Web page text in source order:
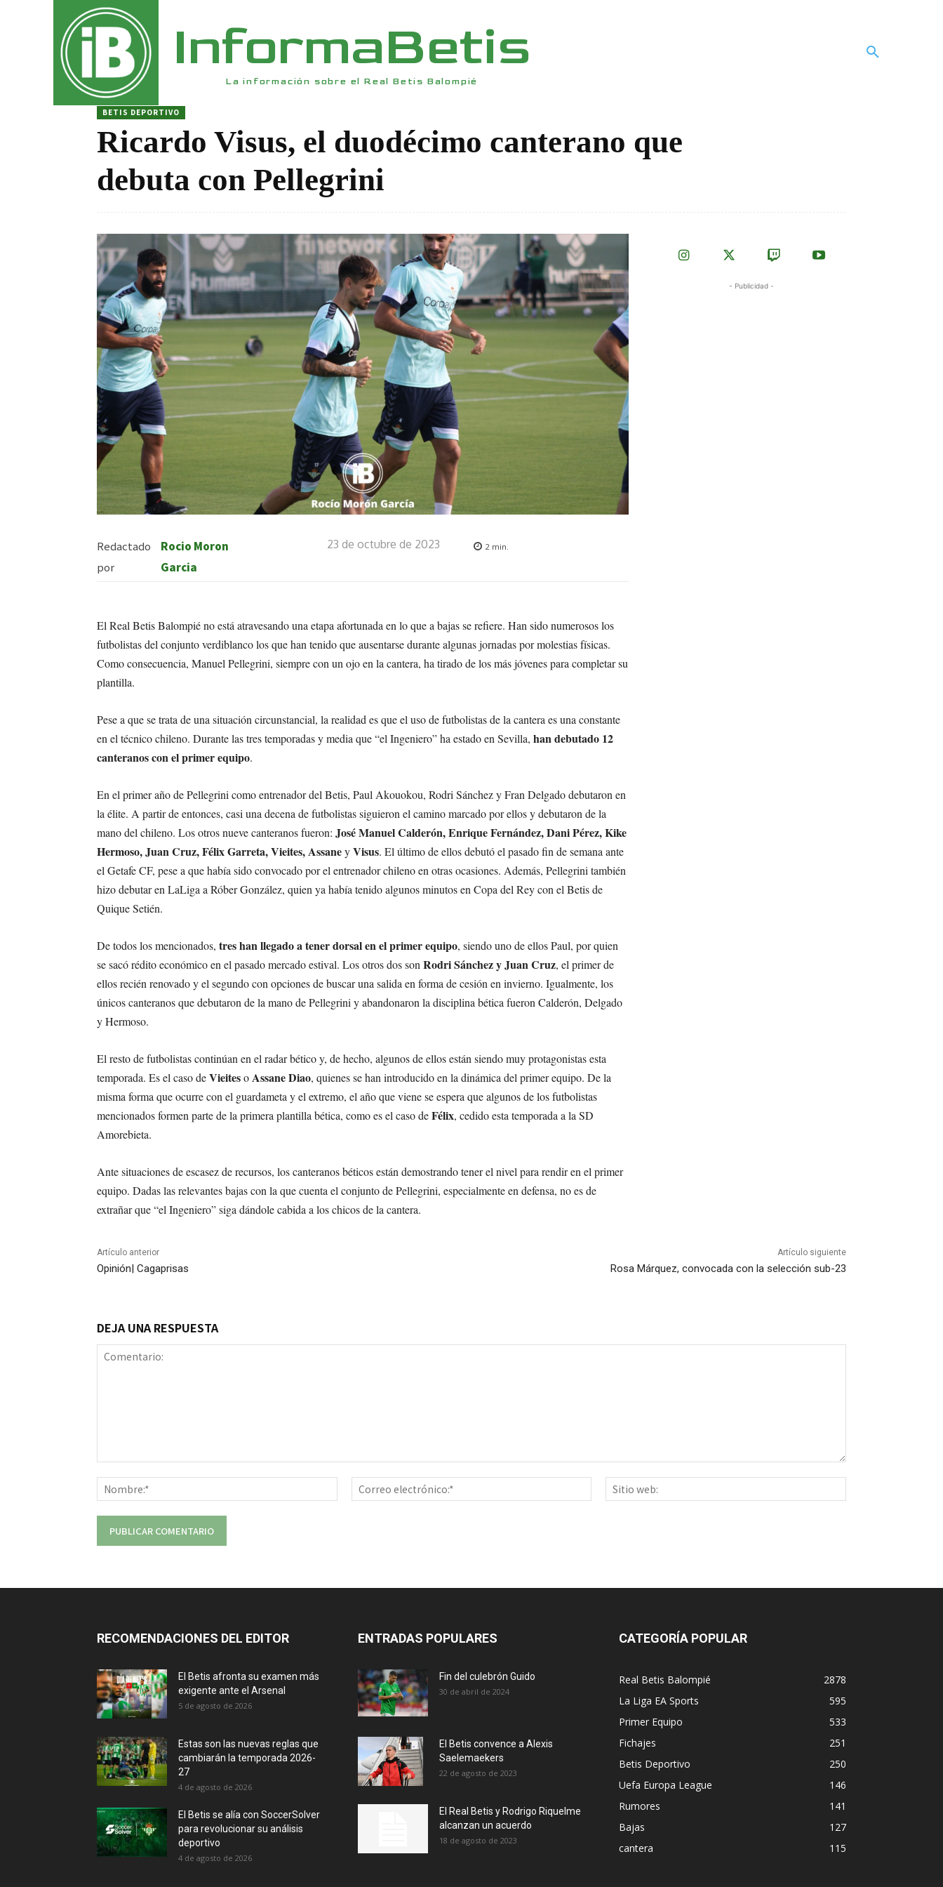
InformaBetis
La información sobre el Real Betis Balompié
BETIS DEPORTIVO
Ricardo Visus, el duodécimo canterano que
debuta con Pellegrini
Redactado
por
Rocio Moron
Garcia
23 de octubre de 2023 2 min.
El Real Betis Balompié no está atravesando una etapa afortunada en lo que a bajas se refiere. Han sido numerosos los
futbolistas del conjunto verdiblanco los que han tenido que ausentarse durante algunas jornadas por molestias físicas.
Como consecuencia, Manuel Pellegrini, siempre con un ojo en la cantera, ha tirado de los más jóvenes para completar su
plantilla.
Pese a que se trata de una situación circunstancial, la realidad es que el uso de futbolistas de la cantera es una constante
en el técnico chileno. Durante las tres temporadas y media que “el Ingeniero” ha estado en Sevilla, han debutado 12
canteranos con el primer equipo.
En el primer año de Pellegrini como entrenador del Betis, Paul Akouokou, Rodri Sánchez y Fran Delgado debutaron en
la élite. A partir de entonces, casi una decena de futbolistas siguieron el camino marcado por ellos y debutaron de la
mano del chileno. Los otros nueve canteranos fueron: José Manuel Calderón, Enrique Fernández, Dani Pérez, Kike
Hermoso, Juan Cruz, Félix Garreta, Vieites, AssaneyVisus. El último de ellos debutó el pasado fin de semana ante
el Getafe CF, pese a que había sido convocado por el entrenador chileno en otras ocasiones. Además, Pellegrini también
hizo debutar en LaLiga a Róber González, quien ya había tenido algunos minutos en Copa del Rey con el Betis de
Quique Setién.
De todos los mencionados, tres han llegado a tener dorsal en el primer equipo, siendo uno de ellos Paul, por quien
se sacó rédito económico en el pasado mercado estival. Los otros dos sonRodri Sánchez y Juan Cruz, el primer de
ellos recién renovado y el segundo con opciones de buscar una salida en forma de cesión en invierno. Igualmente, los
únicos canteranos que debutaron de la mano de Pellegrini y abandonaron la disciplina bética fueron Calderón, Delgado
y Hermoso.
El resto de futbolistas continúan en el radar bético y, de hecho, algunos de ellos están siendo muy protagonistas esta
temporada. Es el caso deVieitesoAssane Diao, quienes se han introducido en la dinámica del primer equipo. De la
misma forma que ocurre con el guardameta y el extremo, el año que viene se espera que algunos de los futbolistas
mencionados formen parte de la primera plantilla bética, como es el caso deFélix, cedido esta temporada a la SD
Amorebieta.
Ante situaciones de escasez de recursos, los canteranos béticos están demostrando tener el nivel para rendir en el primer
equipo. Dadas las relevantes bajas con la que cuenta el conjunto de Pellegrini, especialmente en defensa, no es de
extrañar que “el Ingeniero” siga dándole cabida a los chicos de la cantera.
- Publicidad -
Artículo anterior
Opinión| Cagaprisas
Artículo siguiente
Rosa Márquez, convocada con la selección sub-23
DEJA UNA RESPUESTA
Nombre:*
Correo
electrónico:*
web:
RECOMENDACIONES DEL EDITOR
El Betis afronta su examen más
exigente ante el Arsenal
5 de agosto de 2026
Estas son las nuevas reglas que
cambiarán la temporada 2026-
27
4 de agosto de 2026
El Betis se alía con SoccerSolver
para revolucionar su análisis
deportivo
4 de agosto de 2026
ENTRADAS POPULARES
Fin del culebrón Guido
30 de abril de 2024
El Betis convence a Alexis
Saelemaekers
22 de agosto de 2023
El Real Betis y Rodrigo Riquelme
alcanzan un acuerdo
18 de agosto de 2023
CATEGORÍA POPULAR
Real Betis Balompié
2878
La Liga EA Sports
595
Primer Equipo
533
Fichajes
251
Betis Deportivo
250
Uefa Europa League
146
Rumores
141
Bajas
127
cantera
115